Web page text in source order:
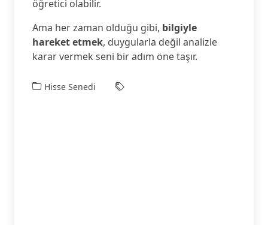
öğretici olabilir.
Ama her zaman olduğu gibi, bilgiyle
hareket etmek, duygularla değil analizle
karar vermek seni bir adım öne taşır.
Hisse Senedi